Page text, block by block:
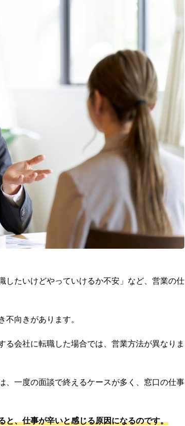
したいけどやっていけるか不安」など、営業の仕
向きがあります。
会社に転職した場合では、営業方法が異なりま
、一度の面談で終えるケースが多く、窓口の仕事
と、仕事が辛いと感じる原因になるのです。